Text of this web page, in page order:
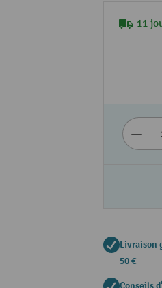
11
Livraison
50 €
Conseils